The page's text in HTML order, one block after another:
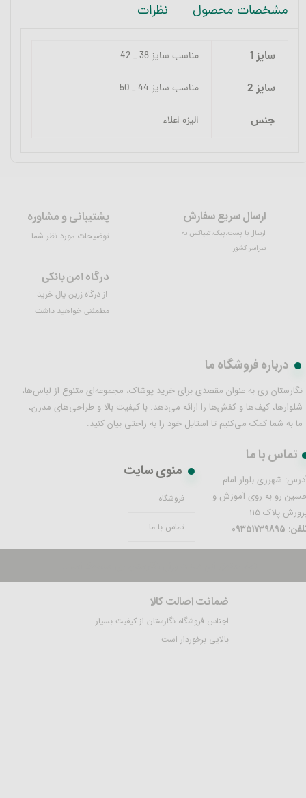
مشخصات محصول نظرات
سایز 1 مناسب سایز 38 _ 42
سایز 2 مناسب سایز 44 _ 50
جنس الیزه اعلاء
ضمانت اصالت کالا
اجناس فروشگاه نگارستان از کیفیت بسیار
بالایی برخوردار است
ارسال سریع سفارش
ارسال با پست،پیک،تیپاکس به
سراسر کشور
درگاه امن بانکی
از درگاه زرین پال خرید
مطمئنی خواهید داشت
پشتیبانی و مشاوره
توضیحات مورد نظر شما ...
درباره فروشگاه ما
نگارستان ری به عنوان مقصدی برای خرید پوشاک، مجموعه‌ای متنوع از لباس‌ها،
شلوارها، کیف‌ها و کفش‌ها را ارائه می‌دهد. با کیفیت بالا و طراحی‌های مدرن،
ما به شما کمک می‌کنیم تا استایل خود را به راحتی بیان کنید.
تماس با ما
شهرری بلوار امام
رو به روی آموزش و
پلاک 115
09351739895
منوی سایت
فروشگاه
تماس با ما